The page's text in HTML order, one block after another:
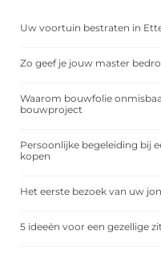
Uw voortuin bestraten in
Zo geef je jouw master
Waarom bouwfolie
bouwproject
Persoonlijke begeleiding bij
kopen
Het eerste bezoek van uw
5 ideeën voor een gezellige